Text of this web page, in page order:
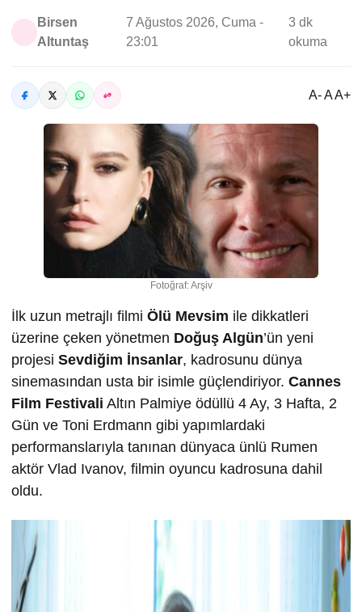
Birsen
Altuntaş
7 Ağustos 2026, Cuma -
23:01
3 dk
okuma
A- A A+
Fotoğraf: Arşiv
İlk uzun metrajlı filmi Ölü Mevsim ile dikkatleri
üzerine çeken yönetmen Doğuş Algün’ün yeni
projesi Sevdiğim İnsanlar, kadrosunu dünya
sinemasından usta bir isimle güçlendiriyor. Cannes
Film Festivali Altın Palmiye ödüllü 4 Ay, 3 Hafta, 2
Gün ve Toni Erdmann gibi yapımlardaki
performanslarıyla tanınan dünyaca ünlü Rumen
aktör Vlad Ivanov, filmin oyuncu kadrosuna dahil
oldu.